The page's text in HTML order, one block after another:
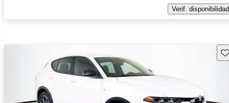
Verif. disponibilidad